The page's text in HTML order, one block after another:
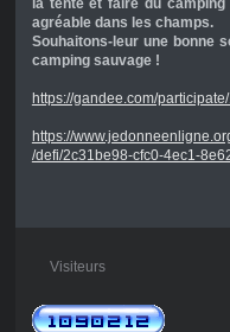
agréable dans les champs.
Souhaitons-leur une bonne
camping sauvage !
https://gandee.com/participate/
https://
/defi/2c31be98-cfc0-4ec1-
Visiteurs